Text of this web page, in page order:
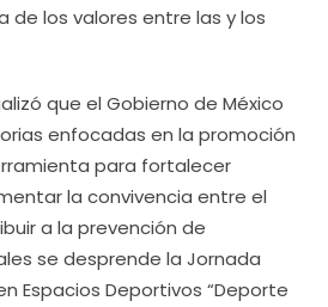
de los valores entre las y los
que el Gobierno de México
enfocadas en la promoción
para fortalecer
la convivencia entre el
a la prevención de
se desprende la Jornada
Espacios Deportivos “Deporte